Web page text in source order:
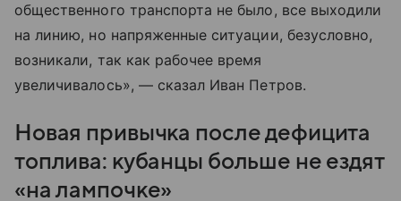
общественного транспорта не было, все выходили
на линию, но напряженные ситуации, безусловно,
возникали, так как рабочее время
увеличивалось», — сказал Иван Петров.
Новая привычка после дефицита
топлива: кубанцы больше не ездят
«на лампочке»